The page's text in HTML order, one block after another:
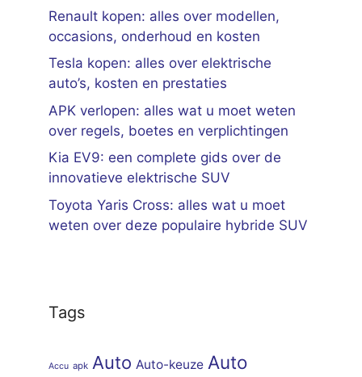
Renault kopen: alles over modellen,
occasions, onderhoud en kosten
Tesla kopen: alles over elektrische
auto’s, kosten en prestaties
APK verlopen: alles wat u moet weten
over regels, boetes en verplichtingen
Kia EV9: een complete gids over de
innovatieve elektrische SUV
Toyota Yaris Cross: alles wat u moet
weten over deze populaire hybride SUV
Tags
Accu apk Auto Auto-keuze Auto